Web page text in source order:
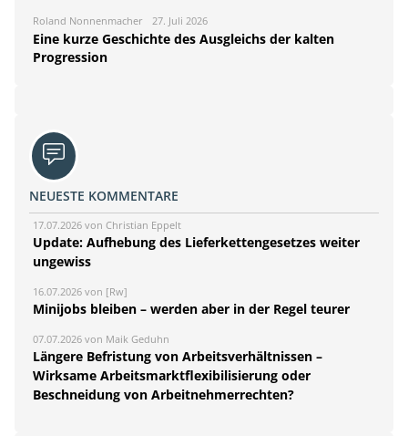
Roland Nonnenmacher 27. Juli 2026
Eine kurze Geschichte des Ausgleichs der kalten
Progression
NEUESTE KOMMENTARE
17.07.2026 von Christian Eppelt
Update: Aufhebung des Lieferkettengesetzes weiter
ungewiss
16.07.2026 von [Rw]
Minijobs bleiben – werden aber in der Regel teurer
07.07.2026 von Maik Geduhn
Längere Befristung von Arbeitsverhältnissen –
Wirksame Arbeitsmarktflexibilisierung oder
Beschneidung von Arbeitnehmerrechten?